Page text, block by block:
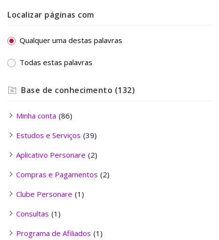
Localizar páginas com
Qualquer uma destas palavras
Todas estas palavras
Base de conhecimento (132)
Minha conta (86)
Estudos e Serviços (39)
Aplicativo Personare (2)
Compras e Pagamentos (2)
Clube Personare (1)
Consultas (1)
Programa de Afiliados (1)